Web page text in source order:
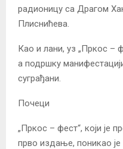
радионицу са Драгом
Плиснићева.
Као и лани, уз „Пркос –
а подршку
суграђани.
Почеци
„Пркос – фест“, који је
прво издање, поникао